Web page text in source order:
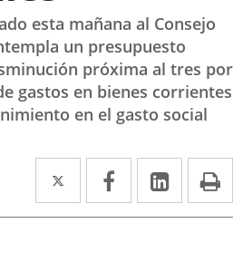
esta mañana al Consejo
un presupuesto
próxima al tres por
gastos en bienes corrientes
en el gasto social
Twitter
Enlace
a
Facebook
Enlace
a
Enlace
a